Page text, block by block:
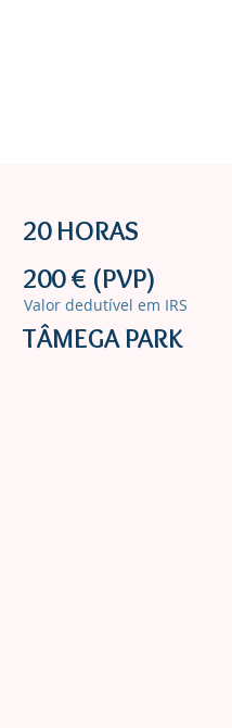
20 HORAS
200 € (PVP)
Valor dedutível em IRS
TÂMEGA PARK